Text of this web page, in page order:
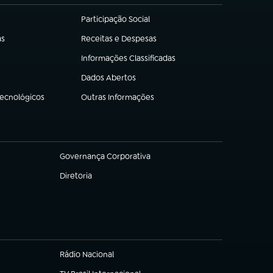
Participação Social
(abre em nova aba)
Receitas e Despesas
(abre em nova aba)
Informações Classificadas
(abre em nova aba)
Dados Abertos
(abre em nova aba)
Outras Informações
(abre em nova aba)
Governança Corporativa
(abre em nova aba)
Diretoria
(abre em nova aba)
Rádio Nacional